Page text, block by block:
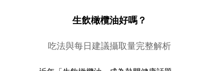
生飲橄欖油好嗎？
吃法與每日建議攝取量完整解析